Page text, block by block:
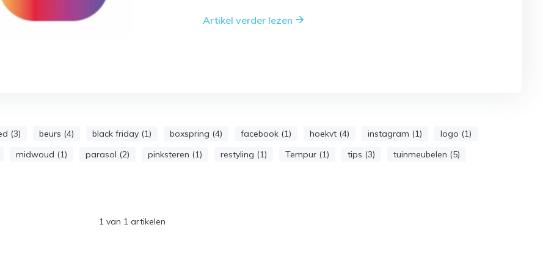
Artikel verder lezen
(3) beurs (4) black friday (1) boxspring (4) facebook (1) hoekvt (4) instagram (1)
logo (1)
midwoud (1) parasol (2) pinksteren (1) restyling (1) Tempur (1) tips (3)
tuinmeubelen (5)
1 van 1 artikelen